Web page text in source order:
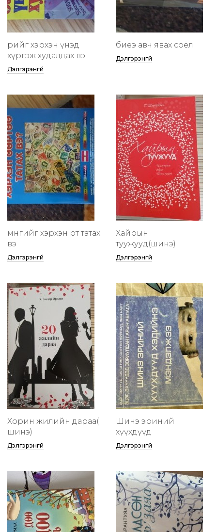
өөрийгөө хэрхэн үнэд
хүргэж худалдах вэ
Дэлгэрэнгүй
биеэ авч явах соёл
Дэлгэрэнгүй
мөнгийг хэрхэн өөртөө татах
вэ
Дэлгэрэнгүй
Хайрын
туужууд(шинэ)
Дэлгэрэнгүй
Хорин жилийн дараа(
шинэ)
Дэлгэрэнгүй
Шинэ эриний
хүүхдүүд
Дэлгэрэнгүй